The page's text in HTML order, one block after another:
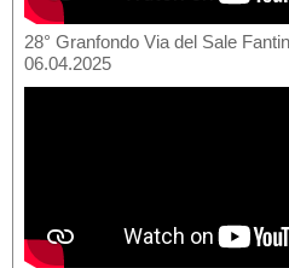
28° Granfondo Via del Sale
06.04.2025